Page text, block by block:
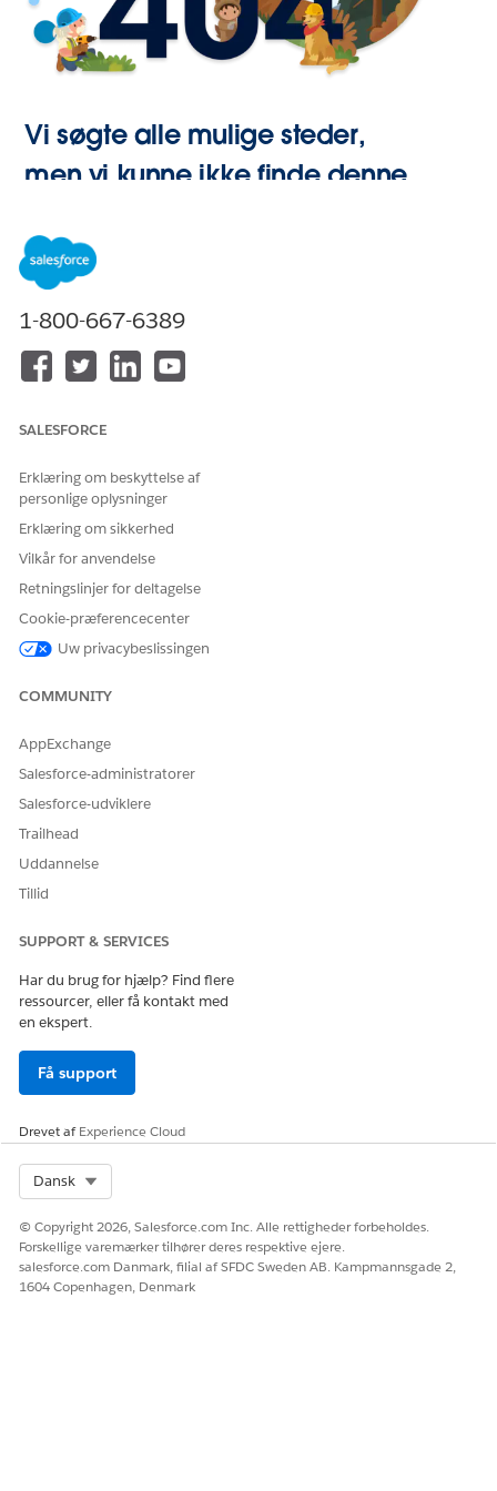
Vi søgte alle mulige steder,
men vi kunne ikke finde denne
1-800-667-6389
SALESFORCE
Erklæring om beskyttelse af
personlige oplysninger
Erklæring om sikkerhed
Vilkår for anvendelse
Retningslinjer for deltagelse
Cookie-præferencecenter
Uw privacybeslissingen
COMMUNITY
AppExchange
Salesforce-administratorer
Salesforce-udviklere
Trailhead
Uddannelse
Tillid
SUPPORT & SERVICES
Har du brug for hjælp? Find flere
ressourcer, eller få kontakt med
en ekspert.
Få support
Drevet afExperience Cloud
Dansk
© Copyright 2026, Salesforce.com Inc. Alle rettigheder forbeholdes.
Forskellige varemærker tilhører deres respektive ejere.
salesforce.com Danmark, filial af SFDC Sweden AB. Kampmannsgade 2,
1604 Copenhagen, Denmark